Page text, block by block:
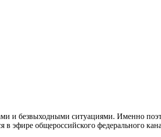
и безвыходными ситуациями. Именно
эфире общероссийского федерального